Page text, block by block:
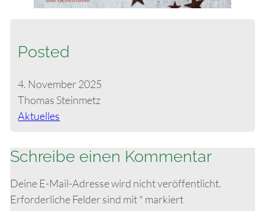
Posted
4. November 2025
Thomas Steinmetz
Aktuelles
Schreibe einen Kommentar
Deine E-Mail-Adresse wird nicht veröffentlicht.
Erforderliche Felder sind mit* markiert